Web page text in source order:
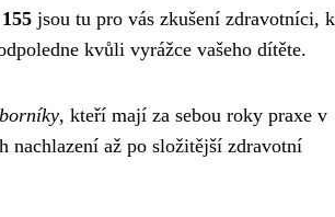
jsou tu pro vás zkušení zdravotníci,
kvůli vyrážce vašeho dítěte.
, kteří mají za sebou roky praxe v
nachlazení až po složitější zdravotní